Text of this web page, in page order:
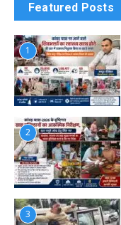
Featured Posts
1
2
3